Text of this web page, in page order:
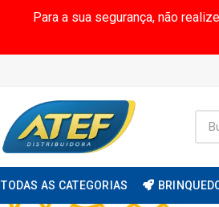
Para a sua segurança, não
TODAS AS CATEGORIAS